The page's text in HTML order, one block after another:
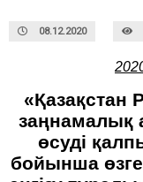
08.12.2020
«Қазақстан
заңнамалық
өсуді
бойынша